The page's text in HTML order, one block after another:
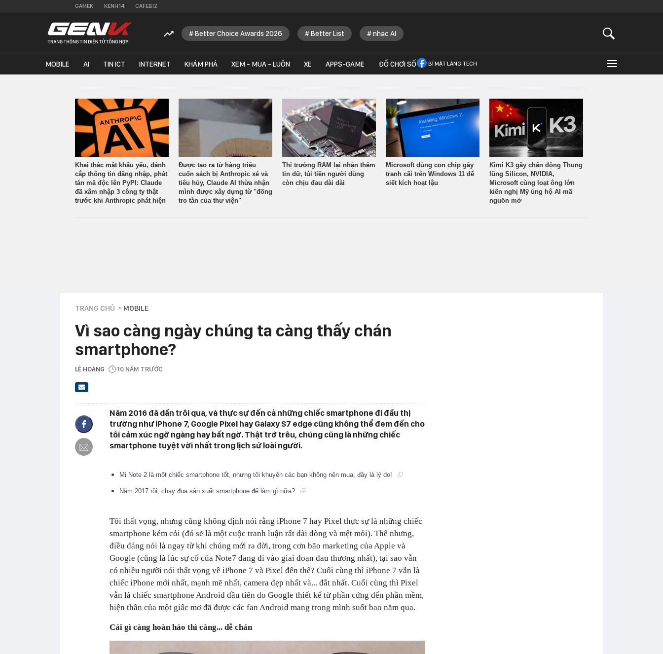
GAMEK KENH14 CAFEBIZ
Better Choice Awards 2026 Better List nhạc AI
MOBILE AI TIN ICT INTERNET KHÁM PHÁ XEM - MUA - LUÔN XE APPS-GAME ĐỒ CHƠI SỐ BÍ MẬT LÀNG TECH
Khai thác mật khẩu yếu, đánh
cắp thông tin đăng nhập, phát
tán mã độc lên PyPI: Claude
đã xâm nhập 3 công ty thật
trước khi Anthropic phát hiện
Được tạo ra từ hàng triệu
cuốn sách bị Anthropic xé và
tiêu hủy, Claude AI thừa nhận
mình được xây dựng từ "đống
tro tàn của thư viện"
Thị trường RAM lại nhận thêm
tin dữ, túi tiền người dùng
còn chịu đau dài dài
Microsoft dùng con chip gây
tranh cãi trên Windows 11 để
siết kích hoạt lậu
Kimi K3 gây chấn động Thung
lũng Silicon, NVIDIA,
Microsoft cùng loạt ông lớn
kiến nghị Mỹ ủng hộ AI mã
nguồn mở
TRANG CHỦ › MOBILE
Vì sao càng ngày chúng ta càng thấy chán
smartphone?
LÊ HOÀNG 10 NĂM TRƯỚC
Năm 2016 đã dần trôi qua, và thực sự đến cả những chiếc smartphone đi đầu thị
trường như iPhone 7, Google Pixel hay Galaxy S7 edge cũng không thể đem đến cho
tôi cảm xúc ngỡ ngàng hay bất ngờ. Thật trớ trêu, chúng cũng là những chiếc
smartphone tuyệt vời nhất trong lịch sử loài người.
Mi Note 2 là một chiếc smartphone tốt, nhưng tôi khuyên các bạn không nên mua, đây là lý do!
Năm 2017 rồi, chạy đua sản xuất smartphone để làm gì nữa?
Tôi thất vọng, nhưng cũng không định nói rằng iPhone 7 hay Pixel thực sự là những chiếc
smartphone kém cỏi (đó sẽ là một cuộc tranh luận rất dài dòng và mệt mỏi). Thế nhưng,
điều đáng nói là ngay từ khi chúng mới ra đời, trong cơn bão marketing của Apple và
Google (cũng là lúc sự cố của Note7 đang đi vào giai đoạn đau thương nhất), tại sao vẫn
có nhiều người nói thất vọng về iPhone 7 và Pixel đến thế? Cuối cùng thì iPhone 7 vẫn là
chiếc iPhone mới nhất, mạnh mẽ nhất, camera đẹp nhất và... đắt nhất. Cuối cùng thì Pixel
vẫn là chiếc smartphone Android đầu tiên do Google thiết kế từ phần cứng đến phần mềm,
hiện thân của một giấc mơ đã được các fan Android mang trong mình suốt bao năm qua.
Cái gì càng hoàn hảo thì càng... dễ chán